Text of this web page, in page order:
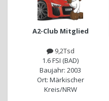
A2-Club Mitglied
9,2Tsd
1.6 FSI (BAD)
Baujahr: 2003
Ort: Märkischer
Kreis/NRW